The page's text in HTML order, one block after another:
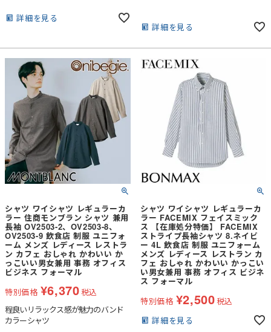
詳細を見る
詳細を見る
シャツ ワイシャツ レギュラーカ
ラー 住商モンブラン シャツ 兼用
長袖 OV2503-2、OV2503-8、
OV2503-9 飲食店 制服 ユニフォ
ーム メンズ レディース レストラ
ン カフェ おしゃれ かわいい か
っこいい男女兼用 事務 オフィス
ビジネス フォーマル
特別価格 ¥6,370税込
程良いリラックス感が魅力のバンド
カラーシャツ
シャツ ワイシャツ レギュラーカ
ラー FACEMIX フェイスミック
ス 【在庫処分特価】 FACEMIX
ストライプ長袖シャツ 8.ネイビ
ー 4L 飲食店 制服 ユニフォーム
メンズ レディース レストラン カ
フェ おしゃれ かわいい かっこい
い男女兼用 事務 オフィス ビジネ
ス フォーマル
特別価格 ¥2,500税込
詳細を見る